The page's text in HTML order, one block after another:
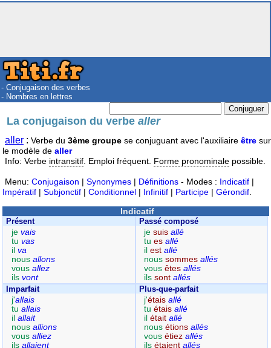
- Conjugaison des verbes
- Nombres en lettres
La conjugaison du verbealler
aller : Verbe du 3ème groupe se conjuguant avec l'auxiliaire être sur
le modèle de aller
Info: Verbe intransitif . Emploi fréquent. Forme pronominale possible.
Menu: Conjugaison | Synonymes | Définitions - Modes : Indicatif |
Impératif | Subjonctif | Conditionnel | Infinitif | Participe | Gérondif
Indicatif
Présent
je vais
tu vas
il va
nous allons
vous allez
ils vont
Passé composé
jesuis allé
tues allé
ilest allé
noussommes allés
vousêtes allés
ilssont allés
Imparfait
j'allais
tu allais
il allait
nous allions
vous alliez
ils allaient
Plus-que-parfait
j'étais allé
tuétais allé
ilétait allé
nousétions allés
vousétiez allés
ilsétaient allés